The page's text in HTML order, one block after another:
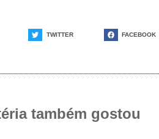
TWITTER FACEBOOK
também gostou